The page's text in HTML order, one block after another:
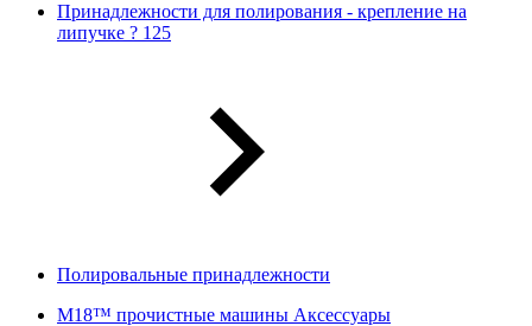
Принадлежности для полирования - крепление на
липучке ? 125
Полировальные принадлежности
M18™ прочистные машины Аксессуары